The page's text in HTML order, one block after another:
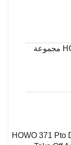
ساينو تراك HOWO Pto Wg9700290150 مجموعة